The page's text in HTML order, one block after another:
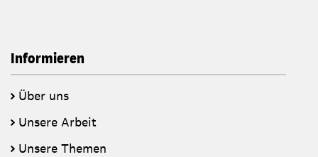
Informieren
Über uns
Unsere Arbeit
Unsere Themen